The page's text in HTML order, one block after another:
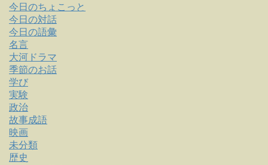
今日のちょこっと
今日の対話
今日の語彙
名言
大河ドラマ
季節のお話
学び
実験
政治
故事成語
映画
未分類
歴史